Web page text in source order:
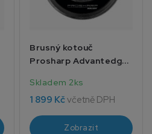
Brusný kotouč
Prosharp Advantedge
Skladem 2ks
1 899 Kčvčetně DPH
Zobrazit